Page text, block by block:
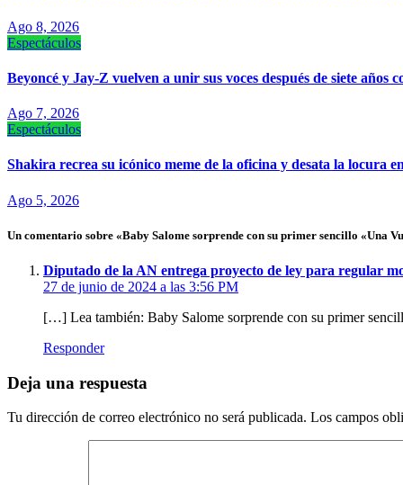
Ago 8, 2026
Espectáculos
Beyoncé y Jay-Z vuelven a unir sus voces después de siete años
Ago 7, 2026
Espectáculos
Shakira recrea su icónico meme de la oficina y desata la locura
Ago 5, 2026
Un comentario sobre «Baby Salome sorprende con su primer sencillo «Una
Diputado de la AN entrega proyecto de ley para regular
27 de junio de 2024 a las 3:56 PM
[…] Lea también: Baby Salome sorprende con su primer
Responder
Deja una respuesta
Tu dirección de correo electrónico no será publicada. Los campos